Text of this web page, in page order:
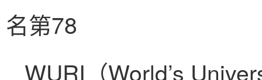
名第78
WURI（World’s